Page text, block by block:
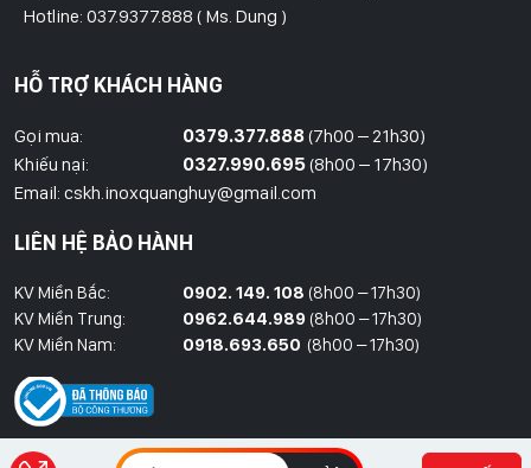
Hotline: 037.9377.888 ( Ms. Dung )
Hồ Chí Minh
Hotline: 09786.01.388 ( Mr. Huy )
Thái Bình
Đối diện ủy ban nhân dân xã Vũ Hoà - Kiến Xương - Thái Bình
Hotline: 037.9377.888 ( Ms. Dung )
Đồng Nai
Địa Chỉ : 1066- QL 51 Tổ 3- Ấp Đồng- Phước Tân- Biên Hòa
Hotline: 037.9377.888 ( Ms. Dung )
HỖ TRỢ KHÁCH HÀNG
Gọi mua: 0379.377.888(7h00 – 21h30)
Khiếu nại:
0327.990.695(8h00 – 17h30)
Email: cskh.inoxquanghuy@gmail.com
LIÊN HỆ BẢO HÀNH
KV Miền Bắc: 0902. 149. 108 (8h00 – 17h30)
KV Miền Trung:
0962.644.989 (8h00 – 17h30)
KV Miền Nam:
0918.693.650 (8h00 – 17h30)